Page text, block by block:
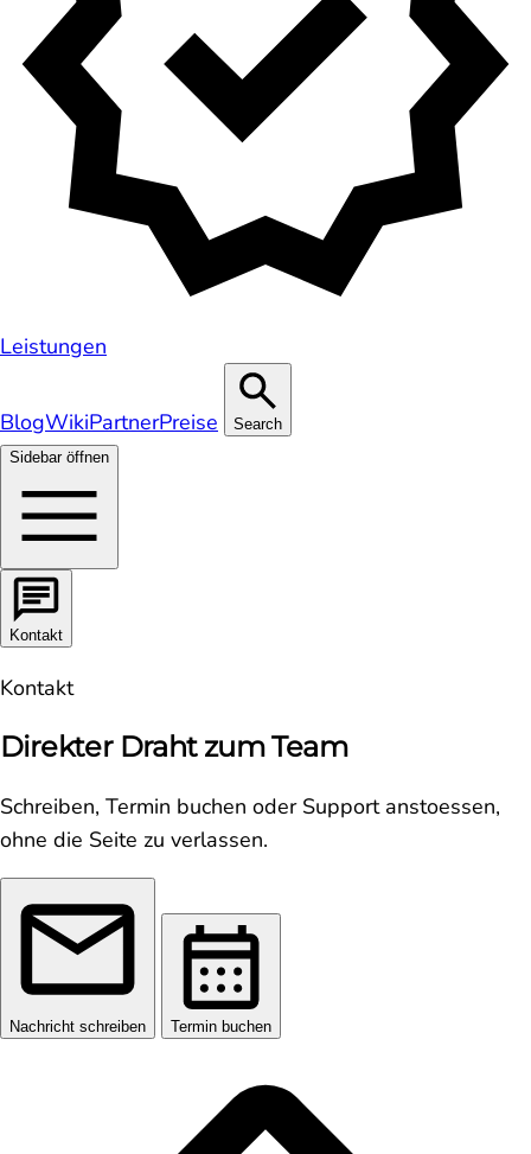
Leistungen
BlogWikiPartnerPreise
Search
Sidebar öffnen
Kontakt
Kontakt
Direkter Draht zum Team
Schreiben, Termin buchen oder Support anstoessen,
ohne die Seite zu verlassen.
Nachricht schreiben Termin buchen